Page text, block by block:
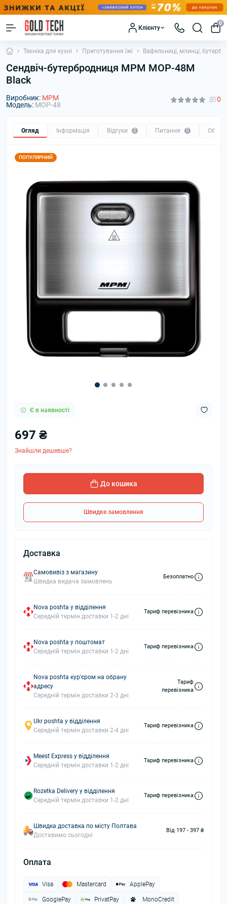
Клієнту
0
Техніка для кухні Приготування їжі Вафельниці, млинці,
Сендвіч-бутербродниця MPM MOP-48M
Black
Виробник: MPM
Модель: MOP-48
0
Огляд Інформація Відгуки 0 Питання 0 Обмін
ПОПУЛЯРНИЙ
Є в наявності
697 ₴
Знайшли дешевше?
До кошика
Швидке замовлення
Доставка
Самовивіз з магазину
Швидка видача замовлень
Безоплатно
Nova poshta у відділення
Середній термін доставки 1-2 дні
Тариф перевізника
Nova poshta у поштомат
Середній термін доставки 1-2 дні
Тариф перевізника
Nova poshta кур'єром на обрану
адресу
Середній термін доставки 2-3 дні
Тариф
перевізника
Ukr poshta у відділення
Середній термін доставки 2-4 дні
Тариф перевізника
Meest Express у відділення
Середній термін доставки 1-2 дні
Тариф перевізника
Rozetka Delivery у відділення
Середній термін доставки 1-2 дні
Тариф перевізника
Швидка доставка по місту Полтава
Доставимо сьогодні
Від 197 - 397 ₴
Оплата
Visa Mastercard ApplePay
GooglePay PrivatPay MonoCredit